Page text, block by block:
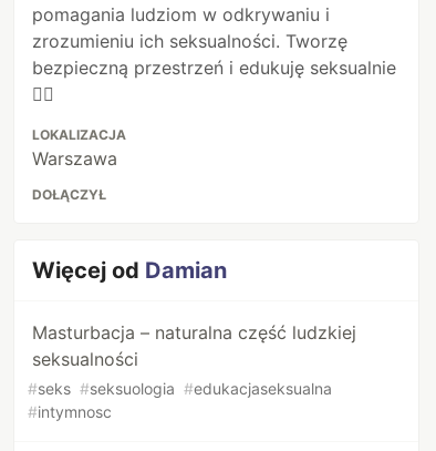
pomagania ludziom w odkrywaniu i
zrozumieniu ich seksualności. Tworzę
bezpieczną przestrzeń i edukuję seksualnie
🏳️‍🌈
LOKALIZACJA
Warszawa
DOŁĄCZYŁ
Więcej od Damian
Masturbacja – naturalna część ludzkiej
seksualności
#seks #seksuologia #edukacjaseksualna
#intymnosc